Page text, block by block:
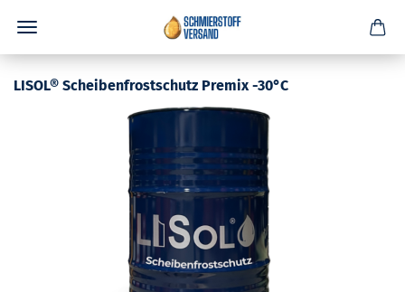
LISOL® Scheibenfrostschutz Premix -30°C